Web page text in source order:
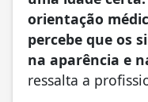
orientação
percebe que os
na aparência e
ressalta a